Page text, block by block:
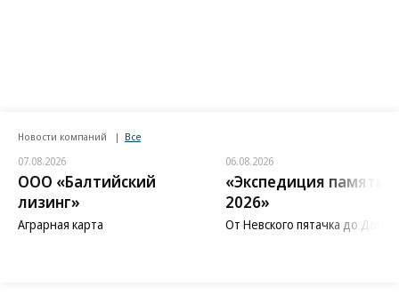
Новости компаний Все
07.08.2026
ООО «Балтийский
лизинг»
Аграрная карта
06.08.2026
«Экспедиция памяти
2026»
От Невского пятачка до